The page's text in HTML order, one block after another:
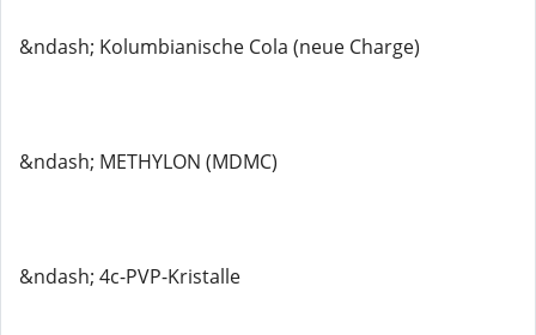
&ndash; Kolumbianische Cola (neue Charge)
&ndash; METHYLON (MDMC)
&ndash; 4c-PVP-Kristalle